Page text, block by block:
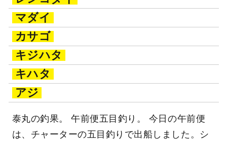
マダイ
カサゴ
キジハタ
キハタ
アジ
泰丸の釣果。 午前便五目釣り。 今日の午前便
は、チャーターの五目釣りで出船しました。シ